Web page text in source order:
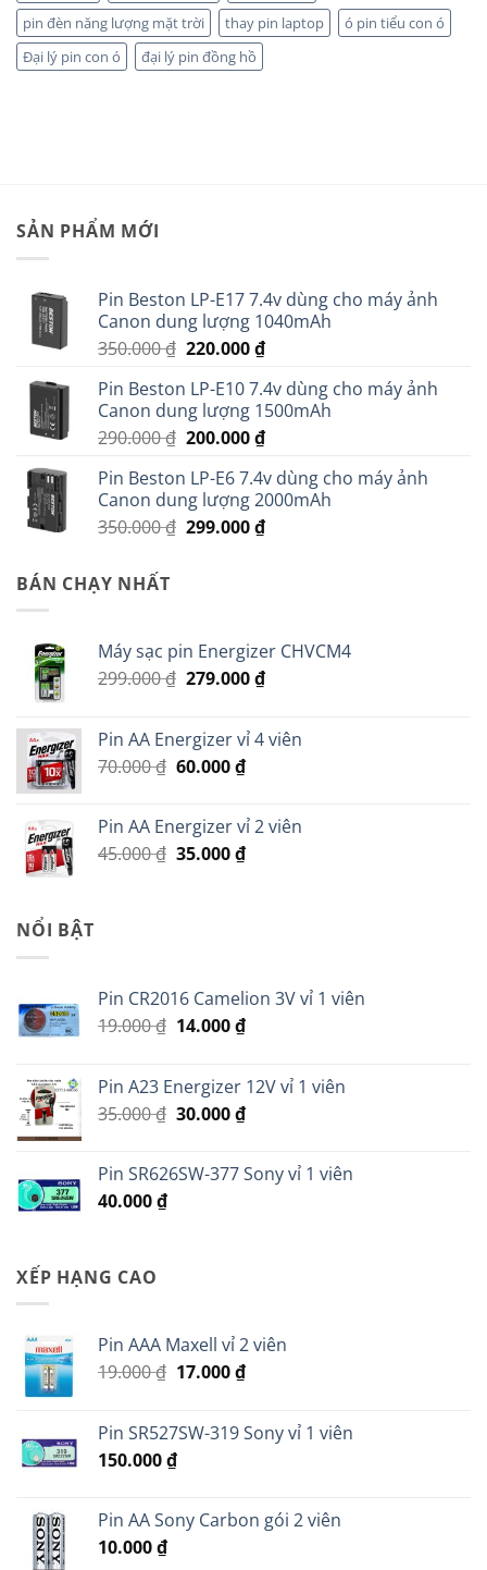
pin đèn năng lượng mặt trời
thay pin laptop
ó pin tiểu con ó
Đại lý pin con ó
đại lý pin đồng hồ
SẢN PHẨM MỚI
Pin Beston LP-E17 7.4v dùng cho máy ảnh
Canon dung lượng 1040mAh
350.000₫ Giá
là:
350.000 ₫.
220.000₫Giá
tại
là:
220.000 ₫.
Pin Beston LP-E10 7.4v dùng cho máy ảnh
Canon dung lượng 1500mAh
290.000₫ Giá
là:
290.000 ₫.
200.000₫Giá
tại
là:
200.000 ₫.
Pin Beston LP-E6 7.4v dùng cho máy ảnh
Canon dung lượng 2000mAh
350.000₫ Giá
299.000₫Giá
BÁN CHẠY NHẤT
Máy sạc pin Energizer CHVCM4
299.000₫ Giá
299.000 ₫.
279.000₫Giá
là:
Pin AA Energizer vỉ 4 viên
70.000₫ Giá
70.000 ₫.
60.000₫Giá
là:
60.000 ₫.
Pin AA Energizer vỉ 2 viên
45.000₫ Giá
35.000₫Giá
NỔI BẬT
Pin CR2016 Camelion 3V vỉ 1 viên
19.000₫ Giá
19.000 ₫.
14.000₫Giá
là:
14.000 ₫.
Pin A23 Energizer 12V vỉ 1 viên
35.000₫ Giá
35.000 ₫.
30.000₫Giá
là:
Pin SR626SW-377 Sony vỉ 1 viên
40.000₫
XẾP HẠNG CAO
Pin AAA Maxell vỉ 2 viên
19.000₫ Giá
19.000 ₫.
17.000₫Giá
là:
Pin SR527SW-319 Sony vỉ 1 viên
150.000₫
Pin AA Sony Carbon gói 2 viên
10.000₫